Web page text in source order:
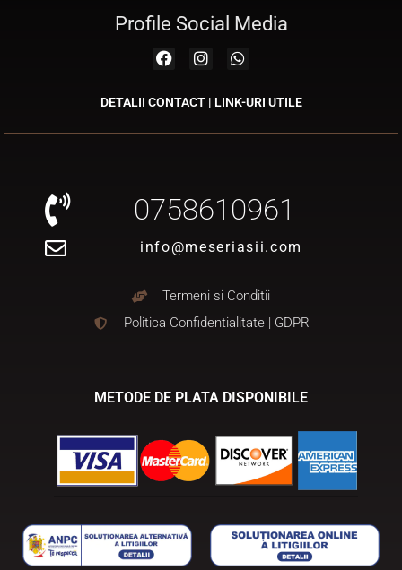
Profile Social Media
DETALII CONTACT | LINK-URI UTILE
0758610961
info@meseriasii.com
Termeni si Conditii
Politica Confidentialitate | GDPR
METODE DE PLATA DISPONIBILE